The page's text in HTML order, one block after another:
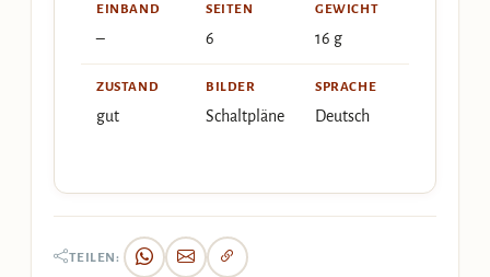
EINBAND
–
SEITEN
6
GEWICHT
16 g
ZUSTAND
gut
BILDER
Schaltpläne
SPRACHE
Deutsch
TEILEN: